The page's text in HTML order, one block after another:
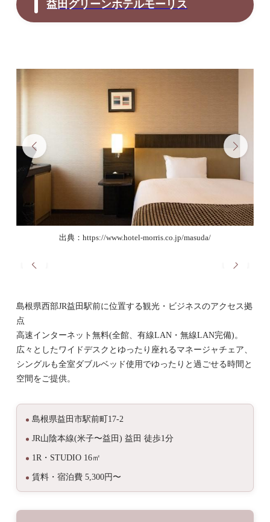
益田グリーンホテルモーリス
出典：https://www.hotel-morris.co.jp/masuda/
島根県西部JR益田駅前に位置する観光・ビジネスのアクセス拠
点
高速インターネット無料(全館、有線LAN・無線LAN完備)。
広々としたワイドデスクとゆったり座れるマネージャチェア、
シングルも全室ダブルベッド使用でゆったりと過ごせる時間と
空間をご提供。
島根県益田市駅前町17-2
JR山陰本線(米子〜益田) 益田 徒歩1分
1R・STUDIO 16㎡
賃料・宿泊費 5,300円〜